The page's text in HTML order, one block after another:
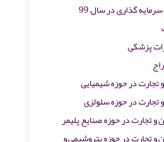
گذاری در سال 99
پزشکی
در حوزه شیمیایی
تجارت در حوزه سلولزی
و تجارت در حوزه صنایع پلیمر
و تجارت در حوزه پتروشیمی و